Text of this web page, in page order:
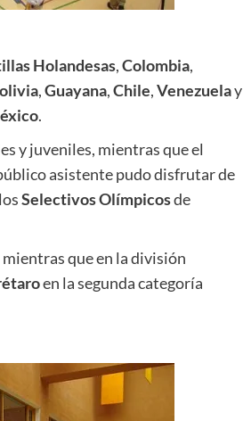
Holandesas,Colombia,
,Guayana,Chile,Venezuelay
.
y juveniles, mientras que el
asistente pudo disfrutar de
Selectivos Olímpicosde
que en la división
en la segunda categoría